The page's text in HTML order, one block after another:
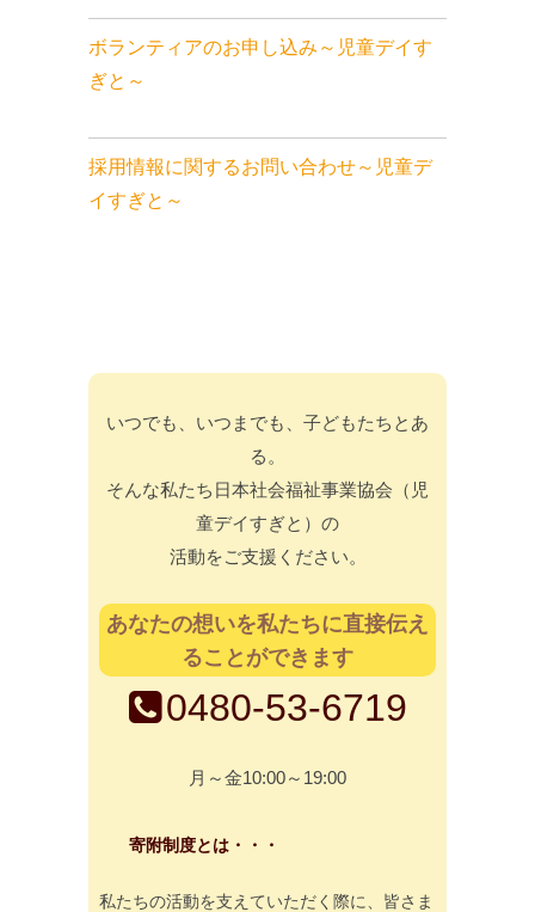
ボランティアのお申し込み～児童デイす
ぎと～
採用情報に関するお問い合わせ～児童デ
イすぎと～
いつでも、いつまでも、子どもたちとあ
る。
そんな私たち日本社会福祉事業協会（児
童デイすぎと）の
活動をご支援ください。
あなたの想いを私たちに直接伝え
ることができます
0480-53-6719
月～金10:00～19:00
寄附制度とは・・・
私たちの活動を支えていただく際に、皆さま